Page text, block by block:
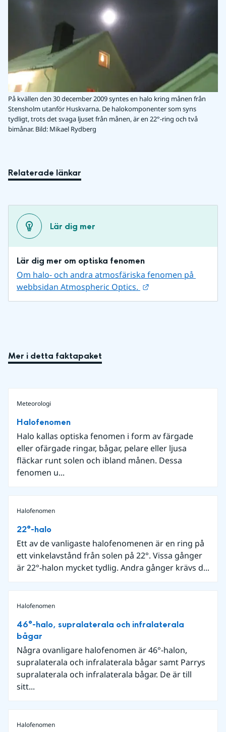
På kvällen den 30 december 2009 syntes en halo kring månen från
Stensholm utanför Huskvarna. De halokomponenter som syns
tydligt, trots det svaga ljuset från månen, är en 22°-ring och två
bimånar. Bild: Mikael Rydberg
Relaterade länkar
Lär dig mer
Lär dig mer om optiska fenomen
Om halo- och andra atmosfäriska fenomen på
webbsidan Atmospheric Optics.
Mer i detta faktapaket
Meteorologi
Halofenomen
Halo kallas optiska fenomen i form av färgade
eller ofärgade ringar, bågar, pelare eller ljusa
fläckar runt solen och ibland månen. Dessa
fenomen u...
Halofenomen
22°-halo
Ett av de vanligaste halofenomenen är en ring på
ett vinkelavstånd från solen på 22°. Vissa gånger
är 22°-halon mycket tydlig. Andra gånger krävs d...
Halofenomen
46°-halo, supralaterala och infralaterala
bågar
Några ovanligare halofenomen är 46°-halon,
supralaterala och infralaterala bågar samt Parrys
supralaterala och infralaterala bågar. De är till
sitt...
Halofenomen